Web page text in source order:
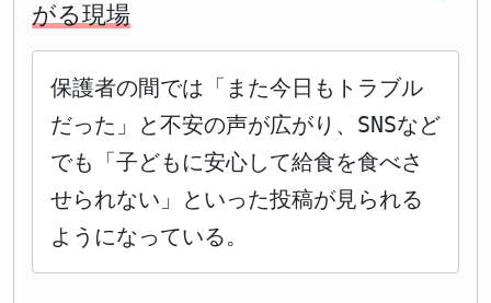
がる現場
保護者の間では「また今日もトラブル
だった」と不安の声が広がり、SNSなど
でも「子どもに安心して給食を食べさ
せられない」といった投稿が見られる
ようになっている。